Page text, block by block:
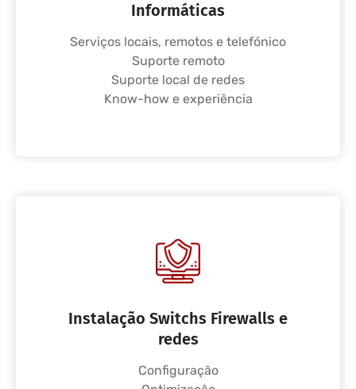
Informáticas
Serviços locais, remotos e telefónico
Suporte remoto
Suporte local de redes
Know-how e experiência
Instalação Switchs Firewalls e
redes
Configuração